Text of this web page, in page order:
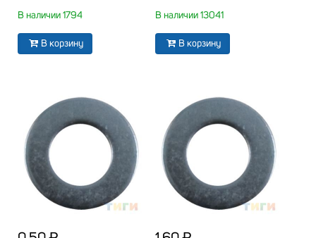
В наличии 1794
В корзину
В наличии 13041
В корзину